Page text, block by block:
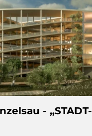
- „STADT-